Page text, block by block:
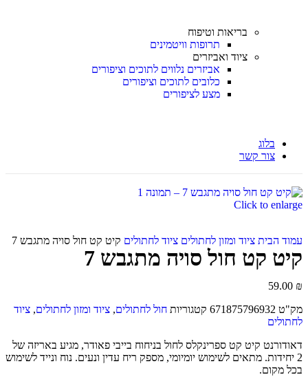
בריאות וטיפוח
תרופות וויטמינים
ציוד ואביזרים
אביזרים נלווים לתוכים וציפורים
כלובים לתוכים וציפורים
מצע לציפורים
בלוג
צור קשר
Click to enlarge
עמוד הבית ציוד ומזון לחתולים ציוד לחתולים קיט קט חול סויה מתגבש 7
קיט קט חול סויה מתגבש 7
59.00 ₪
מק"ט 671875796932 קטגוריות חול לחתולים, ציוד ומזון לחתולים, ציוד
לחתולים
דאודורנט קיט קט ספרינקלס לחול בניחוח בייבי פאודר, מגיע באריזה של
2 יחידות. מתאים לשימוש יומיומי, מספק ריח עדין ונעים. נוח ונייד לשימוש
בכל מקום.